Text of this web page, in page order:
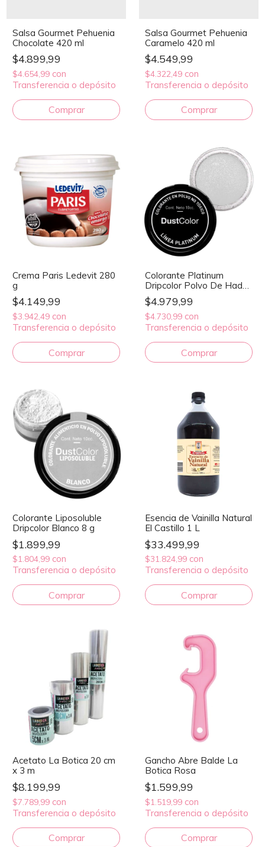
Salsa Gourmet Pehuenia
Chocolate 420 ml
$4.899,99
$4.654,99 con
Transferencia o depósito
Salsa Gourmet Pehuenia
Caramelo 420 ml
$4.549,99
$4.322,49 con
Transferencia o depósito
Crema Paris Ledevit 280
g
$4.149,99
$3.942,49 con
Transferencia o depósito
Colorante Platinum
Dripcolor Polvo De Hadas
10 cc
$4.979,99
$4.730,99 con
Transferencia o depósito
Colorante Liposoluble
Dripcolor Blanco 8 g
$1.899,99
$1.804,99 con
Transferencia o depósito
Esencia de Vainilla Natural
El Castillo 1 L
$33.499,99
$31.824,99 con
Transferencia o depósito
Acetato La Botica 20 cm
x 3 m
$8.199,99
$7.789,99 con
Transferencia o depósito
Gancho Abre Balde La
Botica Rosa
$1.599,99
$1.519,99 con
Transferencia o depósito